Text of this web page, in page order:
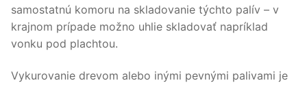
samostatnú komoru na skladovanie týchto palív – v
krajnom prípade možno uhlie skladovať napríklad
vonku pod plachtou.
Vykurovanie drevom alebo inými pevnými palivami je